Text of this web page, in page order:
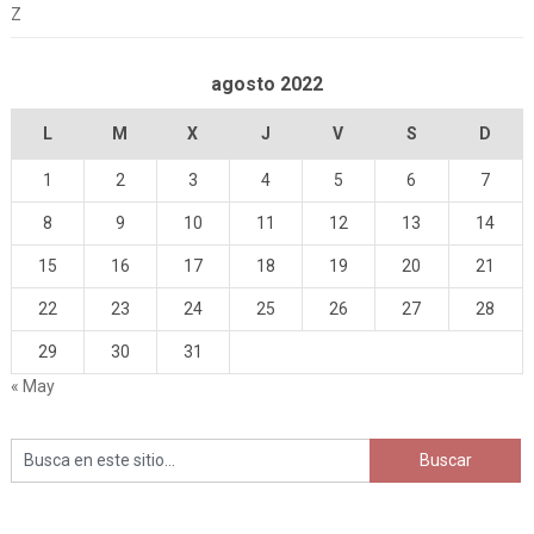
Z
agosto 2022
L M X J V S D
1 2 3 4 5 6 7
8 9 10 11 12 13 14
15 16 17 18 19 20 21
22 23 24 25 26 27 28
29 30
31
« May